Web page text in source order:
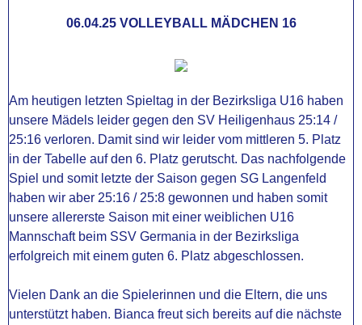
06.04.25 VOLLEYBALL MÄDCHEN 16
Am heutigen letzten Spieltag in der Bezirksliga U16 haben
unsere Mädels leider gegen den SV Heiligenhaus 25:14 /
25:16 verloren. Damit sind wir leider vom mittleren 5. Platz
in der Tabelle auf den 6. Platz gerutscht. Das nachfolgende
Spiel und somit letzte der Saison gegen SG Langenfeld
haben wir aber 25:16 / 25:8 gewonnen und haben somit
unsere allererste Saison mit einer weiblichen U16
Mannschaft beim SSV Germania in der Bezirksliga
erfolgreich mit einem guten 6. Platz abgeschlossen.
Vielen Dank an die Spielerinnen und die Eltern, die uns
unterstützt haben. Bianca freut sich bereits auf die nächste